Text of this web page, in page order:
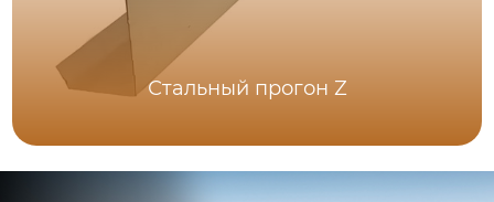
Стальный прогон Z